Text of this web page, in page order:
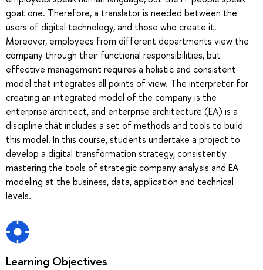
goat one. Therefore, a translator is needed between the
users of digital technology, and those who create it.
Moreover, employees from different departments view the
company through their functional responsibilities, but
effective management requires a holistic and consistent
model that integrates all points of view. The interpreter for
creating an integrated model of the company is the
enterprise architect, and enterprise architecture (EA) is a
discipline that includes a set of methods and tools to build
this model. In this course, students undertake a project to
develop a digital transformation strategy, consistently
mastering the tools of strategic company analysis and EA
modeling at the business, data, application and technical
levels.
Learning Objectives